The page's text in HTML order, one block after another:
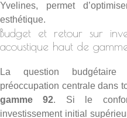
Yvelines, permet
esthétique.
Budget et retour sur
acoustique haut de
La question budgétaire
préoccupation centrale dans
gamme 92. Si le confort
investissement initial